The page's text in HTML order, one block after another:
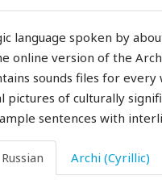
language spoken by
online version of the
sounds files for
pictures of culturally
sentences with
Russian Archi (Cyrillic)